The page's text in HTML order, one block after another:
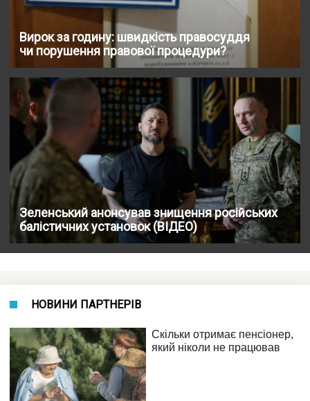
Вирок за годину: швидкість правосуддя
чи порушення правової процедури?
Зеленський анонсував знищення російських
балістичних установок (ВІДЕО)
НОВИНИ ПАРТНЕРІВ